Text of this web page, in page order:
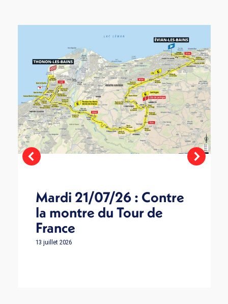
Mardi 21/07/26 : Contre
la montre du Tour de
France
13 juillet 2026